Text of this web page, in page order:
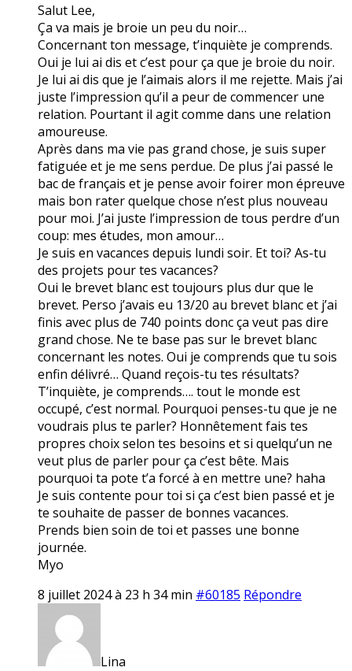
Salut Lee,
Ça va mais je broie un peu du noir…
Concernant ton message, t’inquiète je comprends.
Oui je lui ai dis et c’est pour ça que je broie du noir.
Je lui ai dis que je l’aimais alors il me rejette. Mais j’ai
juste l’impression qu’il a peur de commencer une
relation. Pourtant il agit comme dans une relation
amoureuse.
Après dans ma vie pas grand chose, je suis super
fatiguée et je me sens perdue. De plus j’ai passé le
bac de français et je pense avoir foirer mon épreuve
mais bon rater quelque chose n’est plus nouveau
pour moi. J’ai juste l’impression de tous perdre d’un
coup: mes études, mon amour…
Je suis en vacances depuis lundi soir. Et toi? As-tu
des projets pour tes vacances?
Oui le brevet blanc est toujours plus dur que le
brevet. Perso j’avais eu 13/20 au brevet blanc et j’ai
finis avec plus de 740 points donc ça veut pas dire
grand chose. Ne te base pas sur le brevet blanc
concernant les notes. Oui je comprends que tu sois
enfin délivré… Quand reçois-tu tes résultats?
T’inquiète, je comprends…. tout le monde est
occupé, c’est normal. Pourquoi penses-tu que je ne
voudrais plus te parler? Honnêtement fais tes
propres choix selon tes besoins et si quelqu’un ne
veut plus de parler pour ça c’est bête. Mais
pourquoi ta pote t’a forcé à en mettre une? haha
Je suis contente pour toi si ça c’est bien passé et je
te souhaite de passer de bonnes vacances.
Prends bien soin de toi et passes une bonne
journée.
Myo
8 juillet 2024 à 23 h 34 min #60185 Répondre
Lina